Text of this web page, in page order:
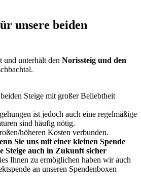
unsere beiden
und unterhält den Norissteig und den
Steige mit großer Beliebtheit
ist jedoch auch eine regelmäßige
sind häufig nötig.
höheren Kosten verbunden.
Sie uns mit einer kleinen Spende
Steige auch in Zukunft sicher
Ihnen zu ermöglichen haben wir auch
an unseren Spendenboxen